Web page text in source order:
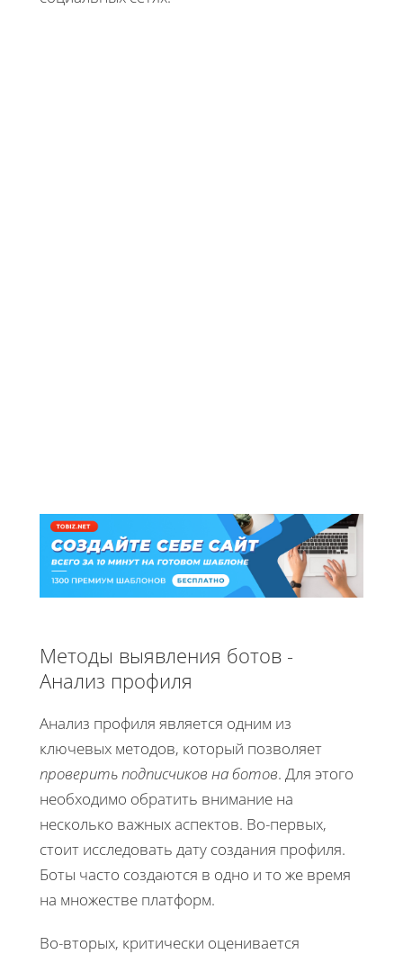
Методы выявления ботов -
Анализ профиля
Анализ профиля является одним из
ключевых методов, который позволяет
проверить подписчиков на ботов. Для этого
необходимо обратить внимание на
несколько важных аспектов. Во-первых,
стоит исследовать дату создания профиля.
Боты часто создаются в одно и то же время
на множестве платформ.
Во-вторых, критически оценивается